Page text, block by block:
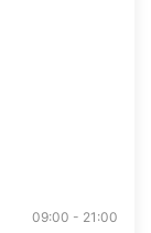
09:00 - 21:00